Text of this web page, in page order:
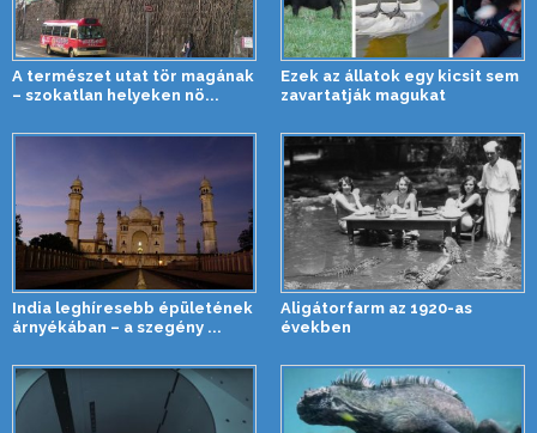
A természet utat tör magának
– szokatlan helyeken nö...
Ezek az állatok egy kicsit sem
zavartatják magukat
India leghíresebb épületének
árnyékában – a szegény ...
Aligátorfarm az 1920-as
években